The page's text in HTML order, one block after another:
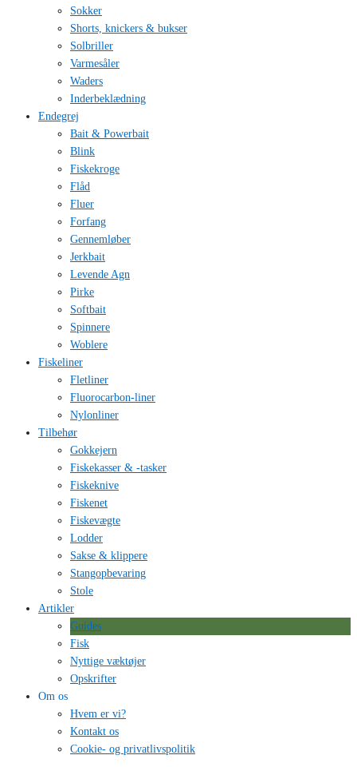
Sokker
Shorts, knickers & bukser
Solbriller
Varmesåler
Waders
Inderbeklædning
Endegrej
Bait & Powerbait
Blink
Fiskekroge
Flåd
Fluer
Forfang
Gennemløber
Jerkbait
Levende Agn
Pirke
Softbait
Spinnere
Woblere
Fiskeliner
Fletliner
Fluorocarbon-liner
Nylonliner
Tilbehør
Gokkejern
Fiskekasser & -tasker
Fiskeknive
Fiskenet
Fiskevægte
Lodder
Sakse & klippere
Stangopbevaring
Stole
Artikler
Guides
Fisk
Nyttige væktøjer
Opskrifter
Om os
Hvem er vi?
Kontakt os
Cookie- og privatlivspolitik